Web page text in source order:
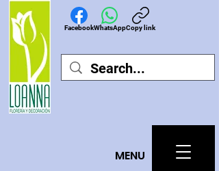
MENU
FacebookWhatsAppCopy link